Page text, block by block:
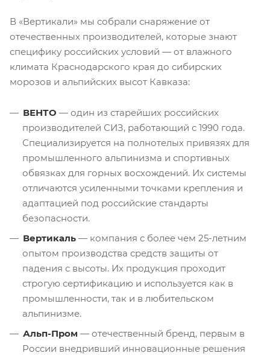
В «Вертикали» мы собрали снаряжение от
отечественных производителей, которые знают
специфику российских условий — от влажного
климата Краснодарского края до сибирских
морозов и альпийских высот Кавказа:
ВЕНТО — один из старейших российских
производителей СИЗ, работающий с 1990 года.
Специализируется на полнотелых привязях для
промышленного альпинизма и спортивных
обвязках для горных восхождений. Их системы
отличаются усиленными точками крепления и
адаптацией под российские стандарты
безопасности.
Вертикаль — компания с более чем 25-летним
опытом производства средств защиты от
падения с высоты. Их продукция проходит
строгую сертификацию и используется как в
промышленности, так и в любительском
альпинизме.
Альп-Пром — отечественный бренд, первым в
России внедривший инновационные решения